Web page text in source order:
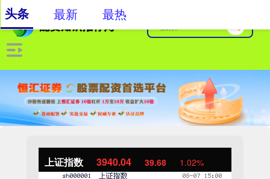
上证指数 3940.04 39.68 1.02%
头条 最新 最热